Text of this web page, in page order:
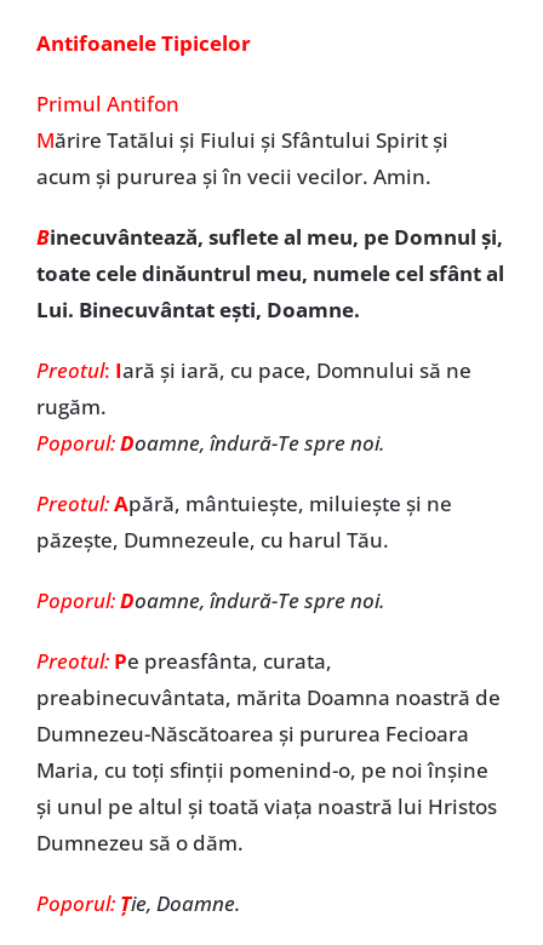
Antifoanele Tipicelor
Primul Antifon
Mărire Tatălui și Fiului și Sfântului Spirit și
acum și pururea și în vecii vecilor. Amin.
Binecuvântează, suflete al meu, pe Domnul și,
toate cele dinăuntrul meu, numele cel sfânt al
Lui. Binecuvântat ești, Doamne.
Preotul: Iară și iară, cu pace, Domnului să ne
rugăm.
Poporul:Doamne, îndură-Te spre noi.
Preotul:Apără, mântuiește, miluiește și ne
păzește, Dumnezeule, cu harul Tău.
Poporul:Doamne, îndură-Te spre noi.
Preotul: Pe preasfânta, curata,
preabinecuvântata, mărita Doamna noastră de
Dumnezeu-Născătoarea și pururea Fecioara
Maria, cu toți sfinții pomenind-o, pe noi înșine
și unul pe altul și toată viața noastră lui Hristos
Dumnezeu să o dăm.
Poporul: Ție, Doamne.